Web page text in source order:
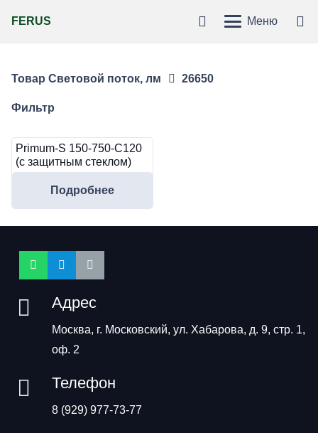
FERUS Меню
Товар Световой поток, лм 26650
Фильтр
Primum-S 150-750-C120
(с защитным стеклом)
Подробнее
Адрес
Москва, г. Московский, ул. Хабарова, д. 9, стр. 1,
оф. 2
Телефон
8 (929) 977-73-77